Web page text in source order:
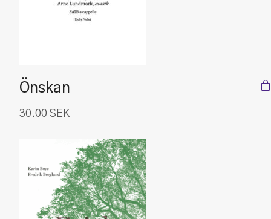
Önskan
30.00 SEK